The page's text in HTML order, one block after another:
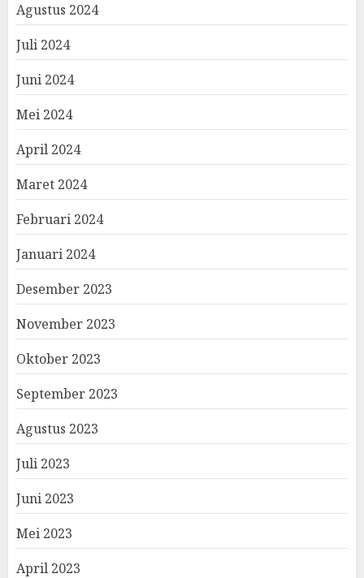
Agustus 2024
Juli 2024
Juni 2024
Mei 2024
April 2024
Maret 2024
Februari 2024
Januari 2024
Desember 2023
November 2023
Oktober 2023
September 2023
Agustus 2023
Juli 2023
Juni 2023
Mei 2023
April 2023